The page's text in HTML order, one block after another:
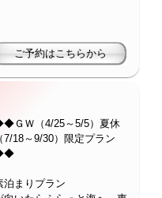
ＧＷ（4/25～5/5）夏休
7/18～9/30）限定プラン
まりプラン